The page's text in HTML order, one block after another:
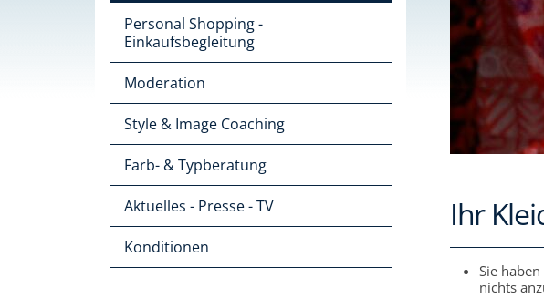
Ihr
Sie
nichts
Personal Shopping -
Einkaufsbegleitung
Moderation
Style & Image Coaching
Farb- & Typberatung
Aktuelles - Presse - TV
Konditionen